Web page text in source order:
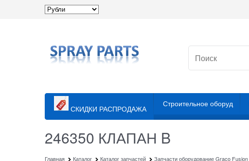
СКИДКИ РАСПРОДАЖА
Строительное оборуд
246350 КЛАПАН B
Главная Каталог Каталог запчастей Запчасти оборудование Graco